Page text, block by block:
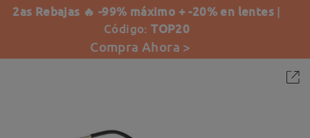
2as Rebajas 🔥 -99% máximo + -20% en lentes |
Código:TOP20
Compra Ahora >